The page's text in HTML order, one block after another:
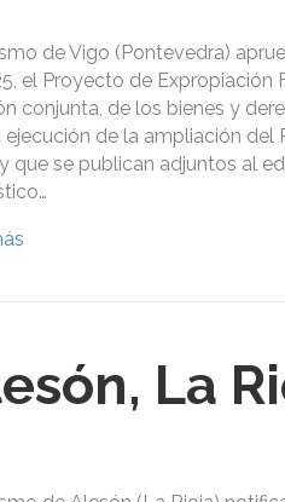
de Vigo (Pontevedra)
el Proyecto de
conjunta, de los bienes y
ejecución de la ampliación
que se publican adjuntos al
La